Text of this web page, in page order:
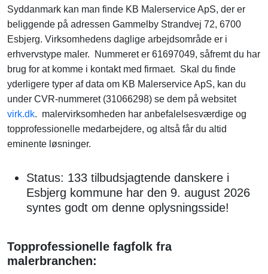
Syddanmark kan man finde KB Malerservice ApS, der er
beliggende på adressen Gammelby Strandvej 72, 6700
Esbjerg. Virksomhedens daglige arbejdsområde er i
erhvervstype maler. Nummeret er 61697049, såfremt du har
brug for at komme i kontakt med firmaet. Skal du finde
yderligere typer af data om KB Malerservice ApS, kan du
under CVR-nummeret (31066298) se dem på websitet
virk.dk. malervirksomheden har anbefalelsesværdige og
topprofessionelle medarbejdere, og altså får du altid
eminente løsninger.
Status: 133 tilbudsjagtende danskere i
Esbjerg kommune har den 9. august 2026
syntes godt om denne oplysningsside!
Topprofessionelle fagfolk fra
malerbranchen: